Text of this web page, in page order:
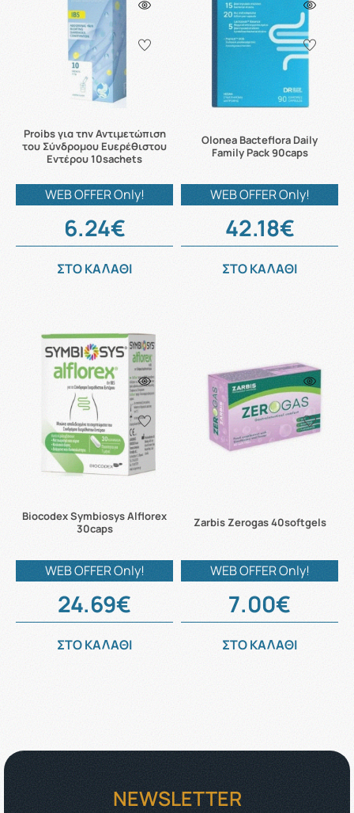
Proibs για την Αντιμετώπιση
του Σύνδρομου Ευερέθιστου
Εντέρου 10sachets
WEB OFFER Only!
6.24€
ΣΤΟ ΚΑΛΑΘΙ
Olonea Bacteflora Daily
Family Pack 90caps
WEB OFFER Only!
42.18€
ΣΤΟ ΚΑΛΑΘΙ
Biocodex Symbiosys Alflorex
30caps
WEB OFFER Only!
24.69€
ΣΤΟ ΚΑΛΑΘΙ
Zarbis Zerogas 40softgels
WEB OFFER Only!
7.00€
ΣΤΟ ΚΑΛΑΘΙ
NEWSLETTER